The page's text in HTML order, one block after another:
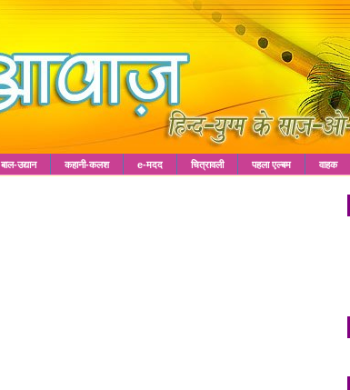
बाल-उद्यान कहानी-कलश e-मदद चित्रावली पहला एल्बम वाहक